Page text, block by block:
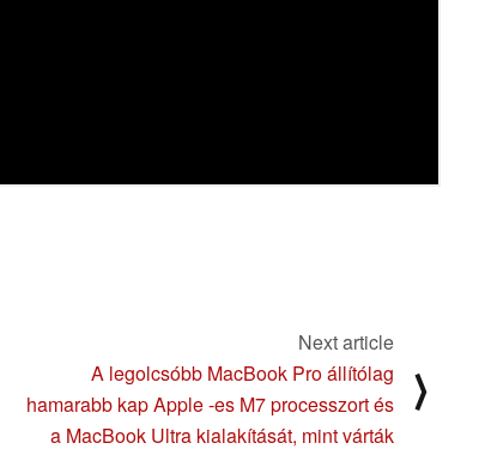
Next article
A legolcsóbb MacBook Pro állítólag
hamarabb kap Apple -es M7 processzort és
a MacBook Ultra kialakítását, mint várták
⟩